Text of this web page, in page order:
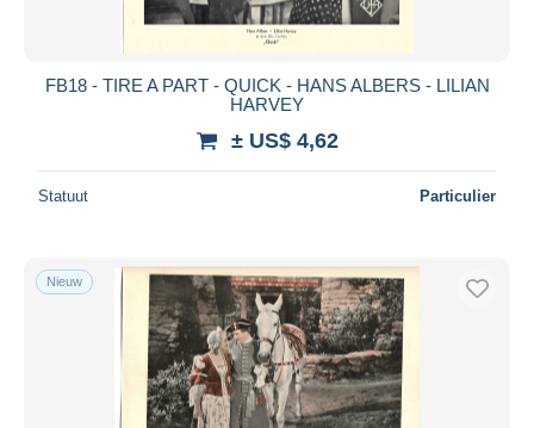
FB18 - TIRE A PART - QUICK - HANS ALBERS - LILIAN
HARVEY
± US$ 4,62
Statuut Particulier
Nieuw